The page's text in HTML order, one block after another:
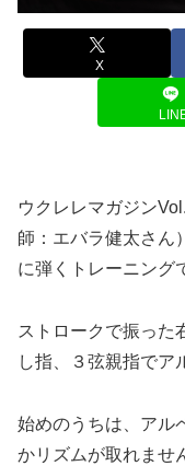
X
ウクレレマガジン
師：エバラ健太さん
に弾くトレーニング
ストロークで振った
し指、３弦親指でア
始めのうちは、アル
かリズムが取れませ